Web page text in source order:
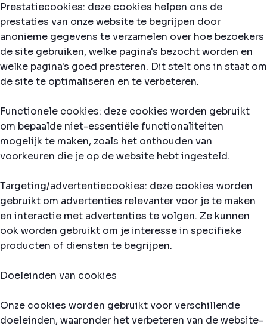
Prestatiecookies: deze cookies helpen ons de
prestaties van onze website te begrijpen door
anonieme gegevens te verzamelen over hoe bezoekers
de site gebruiken, welke pagina's bezocht worden en
welke pagina's goed presteren. Dit stelt ons in staat om
de site te optimaliseren en te verbeteren.
Functionele cookies: deze cookies worden gebruikt
om bepaalde niet-essentiële functionaliteiten
mogelijk te maken, zoals het onthouden van
voorkeuren die je op de website hebt ingesteld.
Targeting/advertentiecookies: deze cookies worden
gebruikt om advertenties relevanter voor je te maken
en interactie met advertenties te volgen. Ze kunnen
ook worden gebruikt om je interesse in specifieke
producten of diensten te begrijpen.
Doeleinden van cookies
Onze cookies worden gebruikt voor verschillende
doeleinden, waaronder het verbeteren van de website-